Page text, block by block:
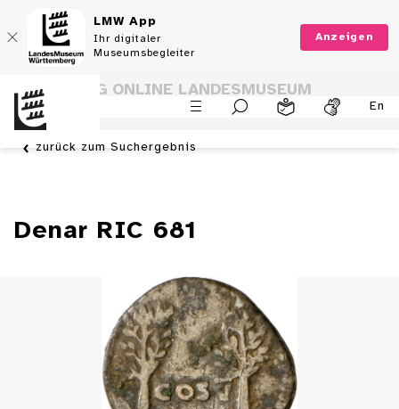
LMW App
Ihr digitaler
Museumsbegleiter
Anzeigen
En
SAMMLUNG ONLINE LANDESMUSEUM
WÜRTTEMBERG
zurück zum Suchergebnis
Denar RIC 681